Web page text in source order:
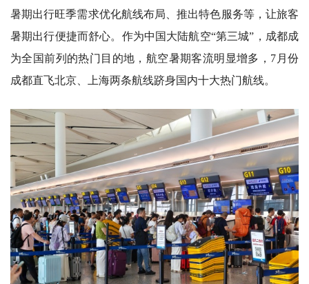
暑期出行旺季需求优化航线布局、推出特色服务等，让旅客
暑期出行便捷而舒心。作为中国大陆航空“第三城”，成都成
为全国前列的热门目的地，航空暑期客流明显增多，7月份
成都直飞北京、上海两条航线跻身国内十大热门航线。